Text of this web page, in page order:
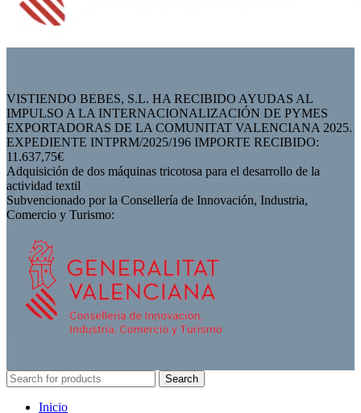
VISTIENDO BEBES, S.L. HA RECIBIDO AYUDAS AL
IMPULSO A LA INTERNACIONALIZACIÓN DE PYMES
EXPORTADORAS DE LA COMUNITAT VALENCIANA 2025.
EXPEDIENTE INTPRM/2025/196 IMPORTE RECIBIDO:
11.637,75€
Adquisición de dos máquinas tricotosa para el desarrollo de la
actividad textil
Subvencionado por la Consellería de Innovación, Industria,
Comercio y Turismo:
Search
Inicio